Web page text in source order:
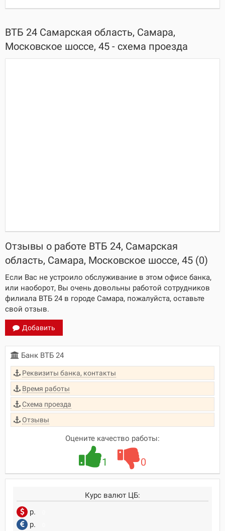
ВТБ 24 Самарская область, Самара,
Московское шоссе, 45 - схема проезда
Отзывы о работе ВТБ 24, Самарская
область, Самара, Московское шоссе, 45 (0)
Если Вас не устроило обслуживание в этом офисе банка,
или наоборот, Вы очень довольны работой сотрудников
филиала ВТБ 24 в городе Самара, пожалуйста, оставьте
свой отзыв.
Добавить
Банк ВТБ 24
Реквизиты банка, контакты
Время работы
Схема проезда
Отзывы
Оцените качество работы:
1 0
Курс валют ЦБ:
р.
р.